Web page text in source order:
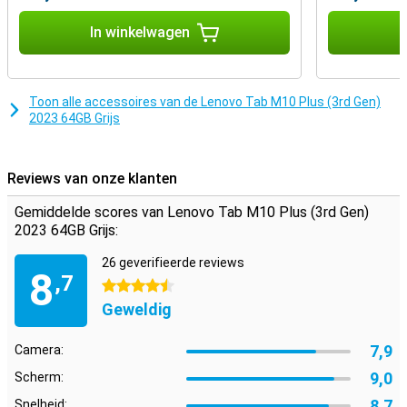
Grote batterij
Een lange dag op het programma? Met de Lenovo Tab M10+ (3rd
ook tijdens lange dagen niet zonder stroom komt te zitten.
In winkelwagen
Toon alle accessoires van de Lenovo Tab M10 Plus (3rd Gen)
2023 64GB Grijs
Reviews van onze klanten
Gemiddelde scores van Lenovo Tab M10 Plus (3rd Gen)
2023 64GB Grijs:
8,7
26 geverifieerde reviews
4.5 sterren
Geweldig
Camera: 7,9
Scherm: 9,0